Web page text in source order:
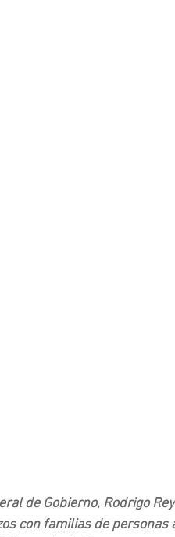
de Gobierno, Rodrigo
con familias de personas